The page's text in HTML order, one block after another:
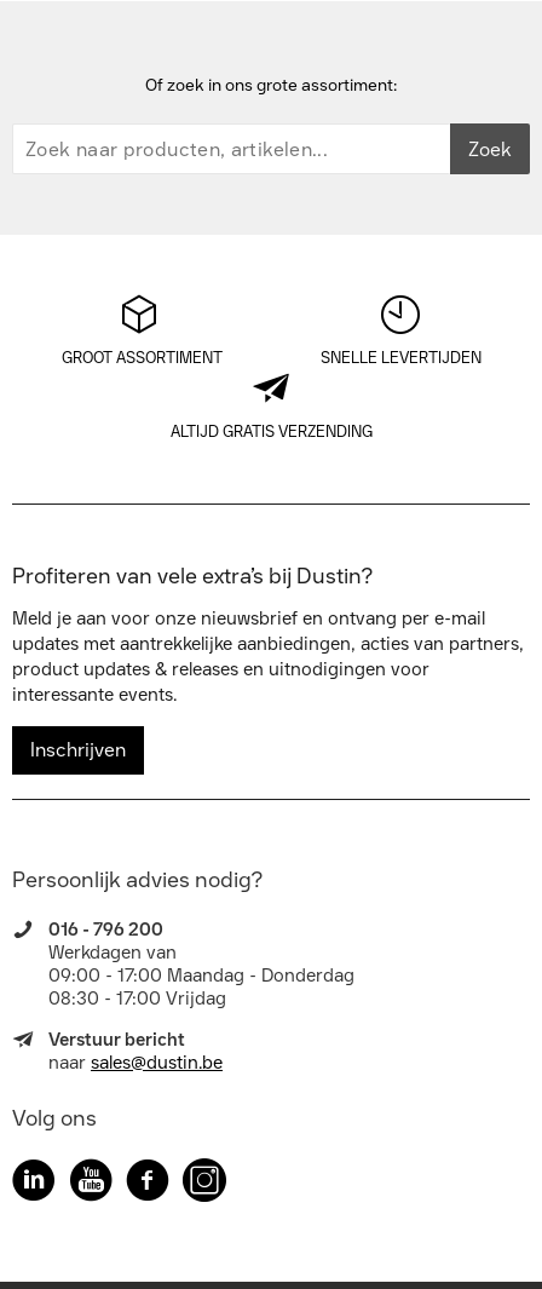
Of zoek in ons grote assortiment:
Zoek
GROOT ASSORTIMENT SNELLE LEVERTIJDEN
ALTIJD GRATIS VERZENDING
Profiteren van vele extra’s bij Dustin?
Meld je aan voor onze nieuwsbrief en ontvang per e-mail
updates met aantrekkelijke aanbiedingen, acties van partners,
product updates & releases en uitnodigingen voor
interessante events.
Inschrijven
Persoonlijk advies nodig?
016 - 796 200
Werkdagen van
09:00 - 17:00 Maandag - Donderdag
08:30 - 17:00 Vrijdag
Verstuur bericht
naar sales@dustin.be
Volg ons